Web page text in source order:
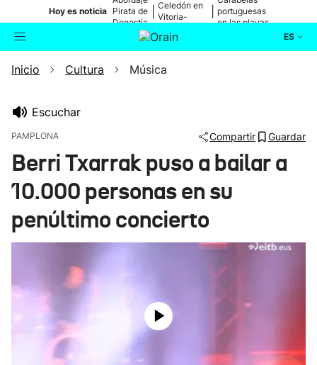
Hoy es noticia Pirata de
Donostia
Celedón en
Vitoria-
portuguesas
en las playas
ES
Buscador Actualidad
Ikusmiran
Eguraldia
Inicio Cultura Música
Escuchar
PAMPLONA Compartir Guardar
Berri Txarrak puso a bailar a
10.000 personas en su
penúltimo concierto